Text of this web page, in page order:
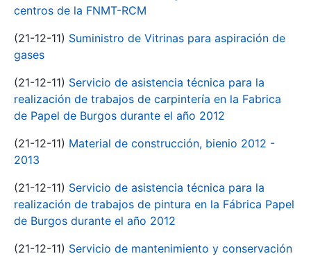
centros de la FNMT-RCM
(21-12-11) Suministro de Vitrinas para aspiración de
gases
(21-12-11) Servicio de asistencia técnica para la
realización de trabajos de carpintería en la Fabrica
de Papel de Burgos durante el año 2012
(21-12-11) Material de construcción, bienio 2012 -
2013
(21-12-11) Servicio de asistencia técnica para la
realización de trabajos de pintura en la Fábrica Papel
de Burgos durante el año 2012
(21-12-11) Servicio de mantenimiento y conservación